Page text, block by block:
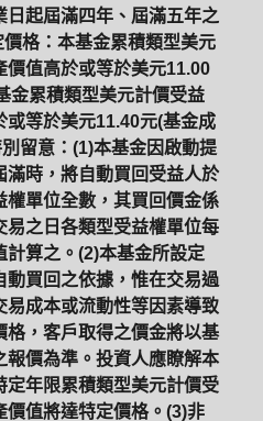
起屆滿四年、屆滿五年之
格：本基金累積類型美元
價值高於或等於美元11.00
金累積類型美元計價受益
或等於美元11.40元(基金成
留意：(1)本基金因啟動提
滿時，將自動買回受益人於
權單位全數，其買回價金係
易之日各類型受益權單位每
算之。(2)本基金所設定
動買回之依據，惟在交易過
易成本或流動性等因素導致
格，客戶取得之價金將以基
報價為準。投資人應瞭解本
定年限累積類型美元計價受
價值將達特定價格。(3)非